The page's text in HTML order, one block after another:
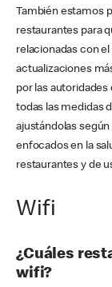
También estamos
restaurantes para
relacionadas con
actualizaciones
por las
todas las medidas
ajustándolas
enfocados en la
restaurantes y de
Wifi
¿Cuáles
wifi?